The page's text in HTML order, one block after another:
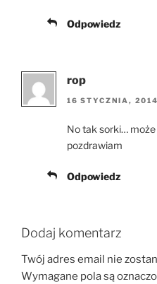
Odpowiedz
rop
16 STYCZNIA,
No tak sorki…
pozdrawiam
Odpowiedz
Dodaj komentarz
Twój adres email nie
Wymagane pola są